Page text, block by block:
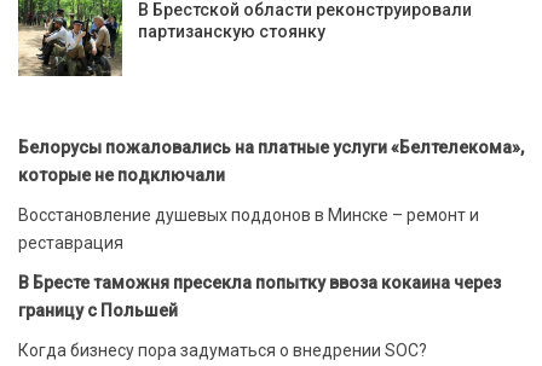
В Брестской области реконструировали
партизанскую стоянку
Белорусы пожаловались на платные услуги «Белтелекома»,
которые не подключали
Восстановление душевых поддонов в Минске – ремонт и
реставрация
В Бресте таможня пресекла попытку ввоза кокаина через
границу с Польшей
Когда бизнесу пора задуматься о внедрении SOC?